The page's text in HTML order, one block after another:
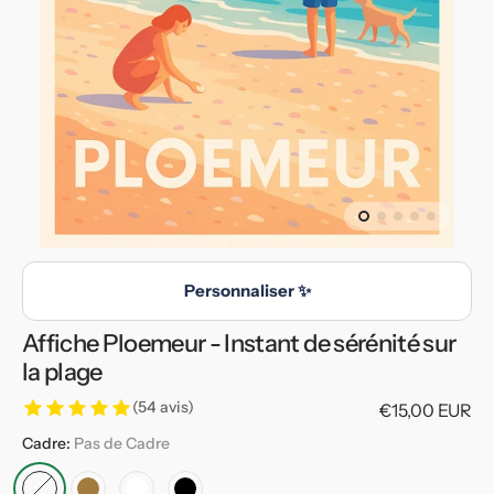
en
vedette
la
galerie
Personnaliser ✨
Affiche Ploemeur - Instant de sérénité sur
la plage
(54 avis)
Prix
€15,00 EUR
Cadre: Pas de Cadre